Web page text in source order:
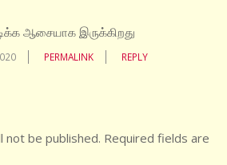
ஆசையாக இருக்கிறது
PERMALINK REPLY
not be published. Required fields are